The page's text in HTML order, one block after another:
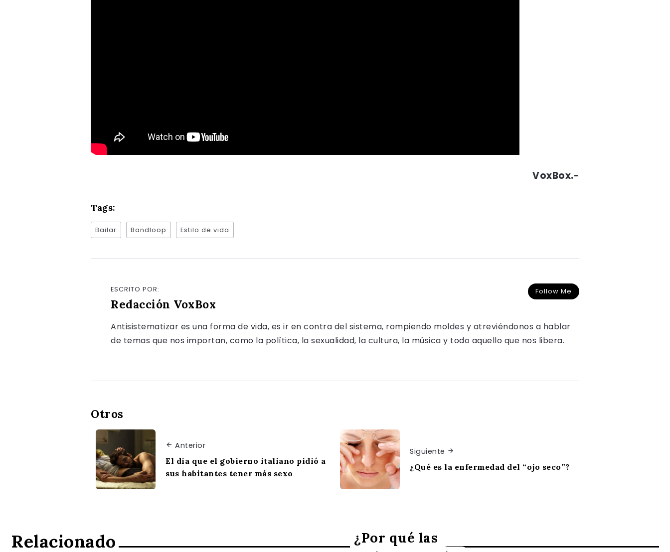
VoxBox.-
Tags:
Bailar Bandloop Estilo de vida
Follow Me
ESCRITO POR:
Redacción VoxBox
Antisistematizar es una forma de vida, es ir en contra del sistema, rompiendo moldes y atreviéndonos a hablar
de temas que nos importan, como la política, la sexualidad, la cultura, la música y todo aquello que nos libera.
Otros
Anterior
El día que el gobierno italiano pidió a
sus habitantes tener más sexo
Siguiente
¿Qué es la enfermedad del “ojo seco”?
Relacionado
¿Por qué las